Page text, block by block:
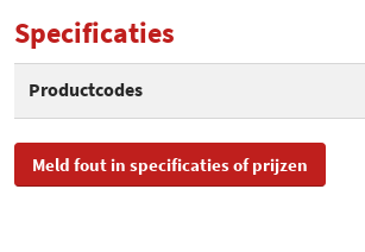
Specificaties
Productcodes
SKU V12H541A10
Meld fout in specificaties of prijzen